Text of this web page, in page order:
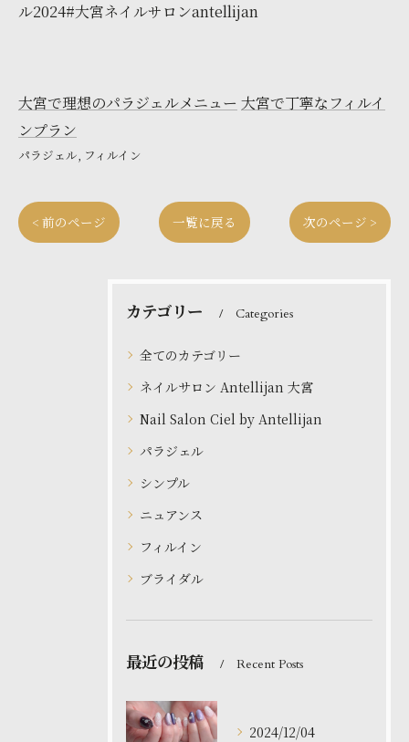
ル2024#大宮ネイルサロンantellijan
大宮で理想のパラジェルメニュー 大宮で丁寧なフィルイ
ンプラン
パラジェル フィルイン
< 前のページ 一覧に戻る 次のページ >
カテゴリー Categories
全てのカテゴリー
ネイルサロン Antellijan 大宮
Nail Salon Ciel by Antellijan
パラジェル
シンプル
ニュアンス
フィルイン
ブライダル
最近の投稿 Recent Posts
2024/12/04